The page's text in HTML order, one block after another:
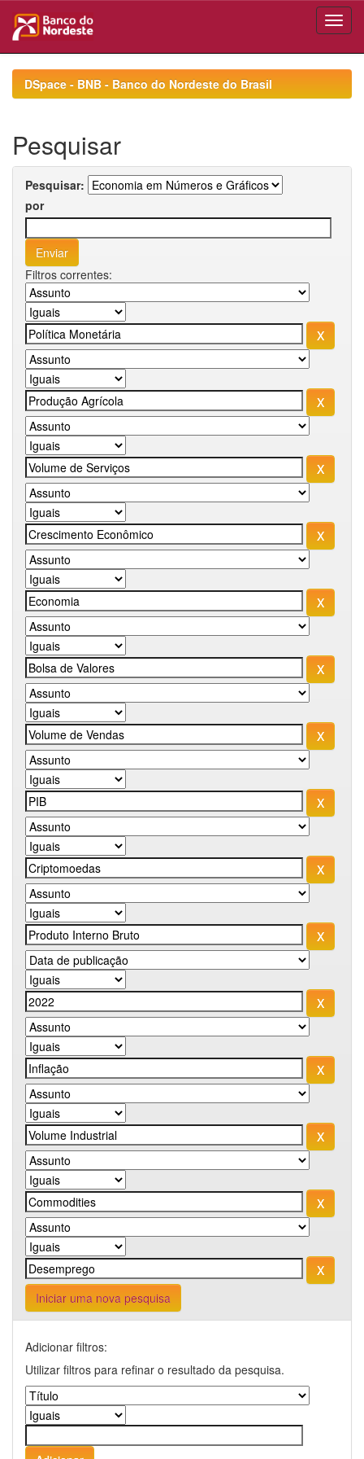
navigationDSpace - BNB - Banco do Nordeste do Brasil
Pesquisar
Pesquisar:
por
Filtros correntes:
Iniciar uma nova pesquisa
Adicionar filtros:
Utilizar filtros para refinar o resultado da pesquisa.